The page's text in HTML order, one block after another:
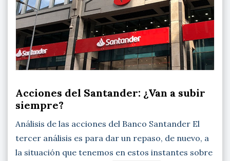
Acciones del Santander: ¿Van a subir
siempre?
Análisis de las acciones del Banco Santander El
tercer análisis es para dar un repaso, de nuevo, a
la situación que tenemos en estos instantes sobre